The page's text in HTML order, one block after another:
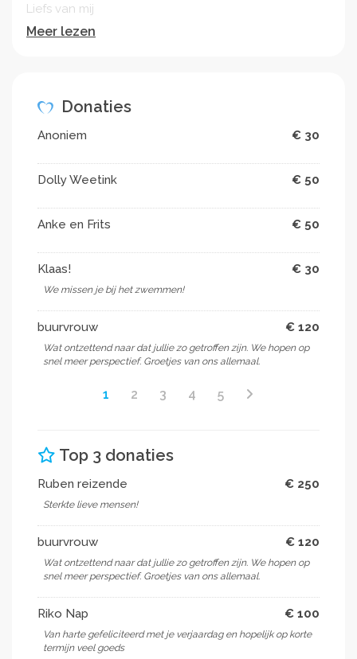
Liefs van mij
Meer informatie:
Meer lezen
Donaties
Anoniem € 30
Dolly Weetink € 50
Anke en Frits € 50
Klaas! € 30
We missen je bij het zwemmen!
buurvrouw € 120
Wat ontzettend naar dat jullie zo getroffen zijn. We hopen op
snel meer perspectief. Groetjes van ons allemaal.
1 2 3 4 5
Top 3 donaties
Ruben reizende € 250
Sterkte lieve mensen!
buurvrouw € 120
Wat ontzettend naar dat jullie zo getroffen zijn. We hopen op
snel meer perspectief. Groetjes van ons allemaal.
Riko Nap € 100
Van harte gefeliciteerd met je verjaardag en hopelijk op korte
termijn veel goeds